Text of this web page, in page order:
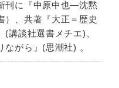
刊に『中原中也―沈黙
）、共著『大正＝歴史
(講談社選書メチエ)、
ながら』(思潮社) 。